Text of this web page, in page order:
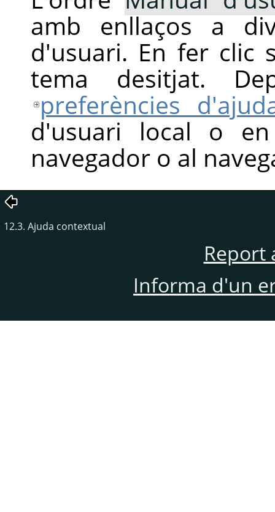
amb enllaços a
d'usuari. En fer clic
tema desitjat.
preferències
d'usuari local o
navegador o al
12.3. Ajuda contextual
Report
Informa d'un